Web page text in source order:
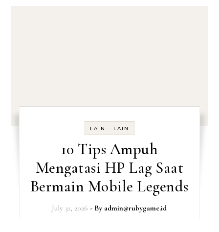
LAIN - LAIN
10 Tips Ampuh
Mengatasi HP Lag Saat
Bermain Mobile Legends
July 31, 2026 - By admin@rubygame.id